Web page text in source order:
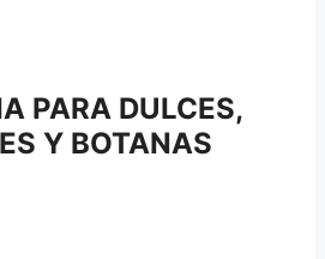
PARA DULCES,
Y BOTANAS